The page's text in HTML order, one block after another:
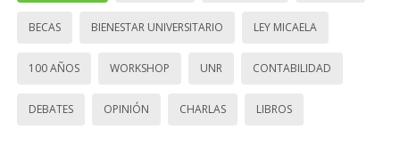
BECAS BIENESTAR UNIVERSITARIO LEY MICAELA
100 AÑOS WORKSHOP UNR CONTABILIDAD
DEBATES OPINIÓN CHARLAS LIBROS